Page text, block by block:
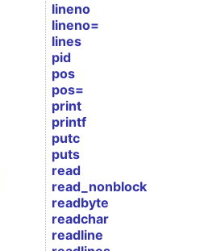
lineno
lineno=
lines
pid
pos
pos=
print
printf
putc
puts
read
read_nonblock
readbyte
readchar
readline